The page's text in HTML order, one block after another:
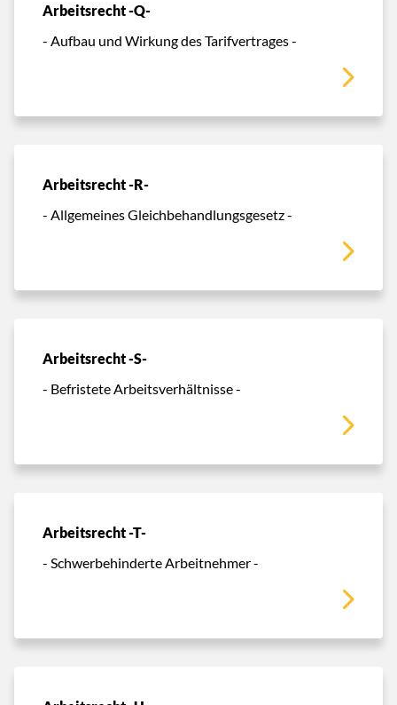
Arbeitsrecht -Q-
- Aufbau und Wirkung des Tarifvertrages -
Arbeitsrecht -R-
- Allgemeines Gleichbehandlungsgesetz -
Arbeitsrecht -S-
- Befristete Arbeitsverhältnisse -
Arbeitsrecht -T-
- Schwerbehinderte Arbeitnehmer -